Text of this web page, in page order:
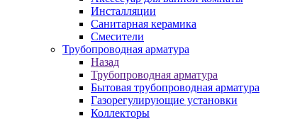
Инсталляции
Санитарная керамика
Смесители
Трубопроводная арматура
Назад
Трубопроводная арматура
Бытовая трубопроводная арматура
Газорегулирующие установки
Коллекторы